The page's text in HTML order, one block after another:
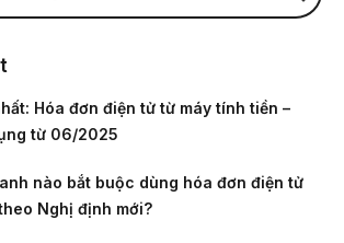
Hóa đơn điện tử từ máy tính tiền –
từ 06/2025
nào bắt buộc dùng hóa đơn điện tử
Nghị định mới?